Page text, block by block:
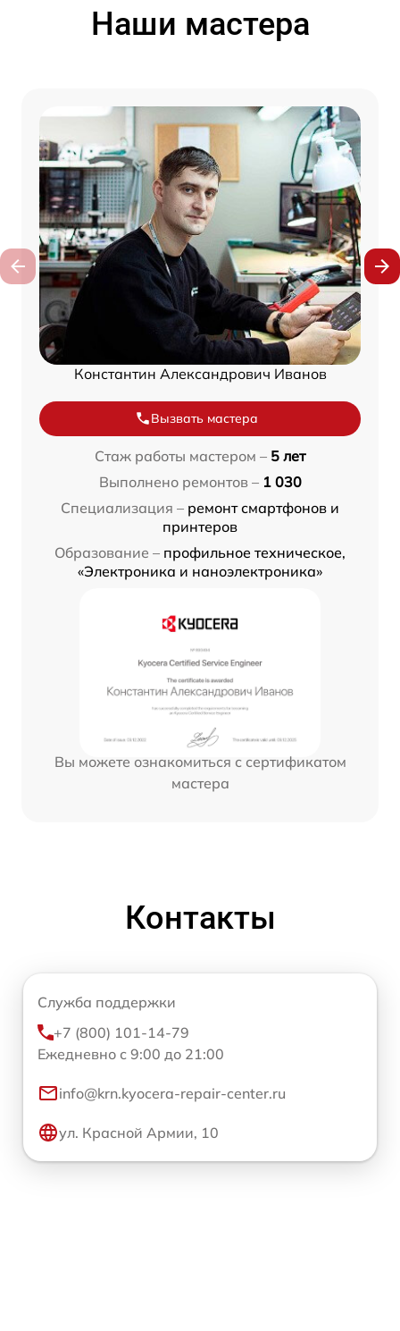
Наши мастера
Константин Александрович Иванов
Вызвать мастера
Стаж работы мастером – 5 лет
Выполнено ремонтов – 1 030
Специализация – ремонт смартфонов и
принтеров
Образование – профильное техническое,
«Электроника и наноэлектроника»
Вы можете ознакомиться с сертификатом
мастера
Контакты
Служба поддержки
+7 (800) 101-14-79
Ежедневно с 9:00 до 21:00
info@krn.kyocera-repair-center.ru
ул. Красной Армии, 10